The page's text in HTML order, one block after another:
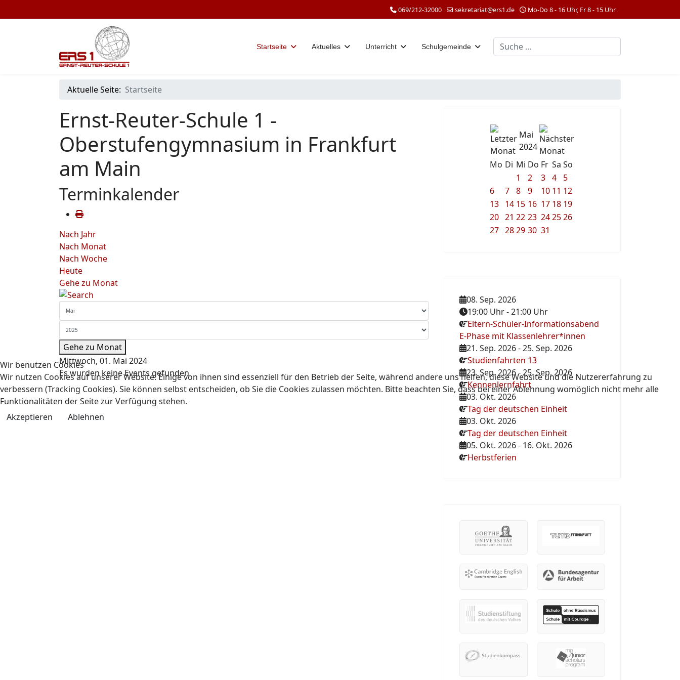
069/212-32000 sekretariat@ers1.de Mo-Do 8 - 16 Uhr, Fr 8 - 15 Uhr
Startseite Aktuelles Unterricht Schulgemeinde Suchen
Aktuelle Seite: Startseite
Ernst-Reuter-Schule 1 -
Oberstufengymnasium in Frankfurt
am Main
Terminkalender
Nach Jahr
Nach Monat
Nach Woche
Heute
Gehe zu Monat
Gehe zu Monat
Mittwoch, 01. Mai 2024
Es wurden keine Events gefunden
Mai
2024
Mo Di Mi Do Fr Sa So
1
2 3 4
5
6
7 8 9 10 11 12
13 14 15 16 17 18 19
20 21 22 23 242526
27 2829 30 31
08. Sep. 2026
19:00 Uhr-21:00 Uhr
Eltern-Schüler-Informationsabend
E-Phase mit Klassenlehrer*innen
21. Sep. 2026-25. Sep. 2026
Studienfahrten 13
23. Sep. 2026-25. Sep. 2026
Kennenlernfahrt
03. Okt. 2026
Tag der deutschen Einheit
03. Okt. 2026
Tag der deutschen Einheit
05. Okt. 2026- 16. Okt. 2026
Herbstferien
Wir benutzen Cookies
Wir nutzen Cookies auf unserer Website. Einige von ihnen sind essenziell für den Betrieb der Seite, während andere uns helfen, diese Website und die Nutzererfahrung zu
verbessern (Tracking Cookies). Sie können selbst entscheiden, ob Sie die Cookies zulassen möchten. Bitte beachten Sie, dass bei einer Ablehnung womöglich nicht mehr alle
Funktionalitäten der Seite zur Verfügung stehen.
Akzeptieren
Ablehnen